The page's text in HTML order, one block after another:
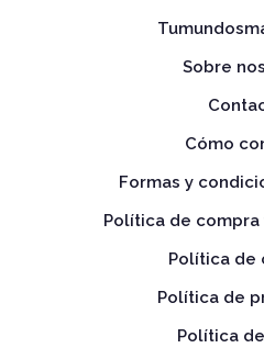
Sobre
Cómo
Formas y
Política de
Política de
Política de
Política